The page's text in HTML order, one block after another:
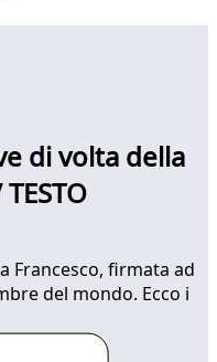
di volta della
Francesco, firmata ad
del mondo. Ecco i